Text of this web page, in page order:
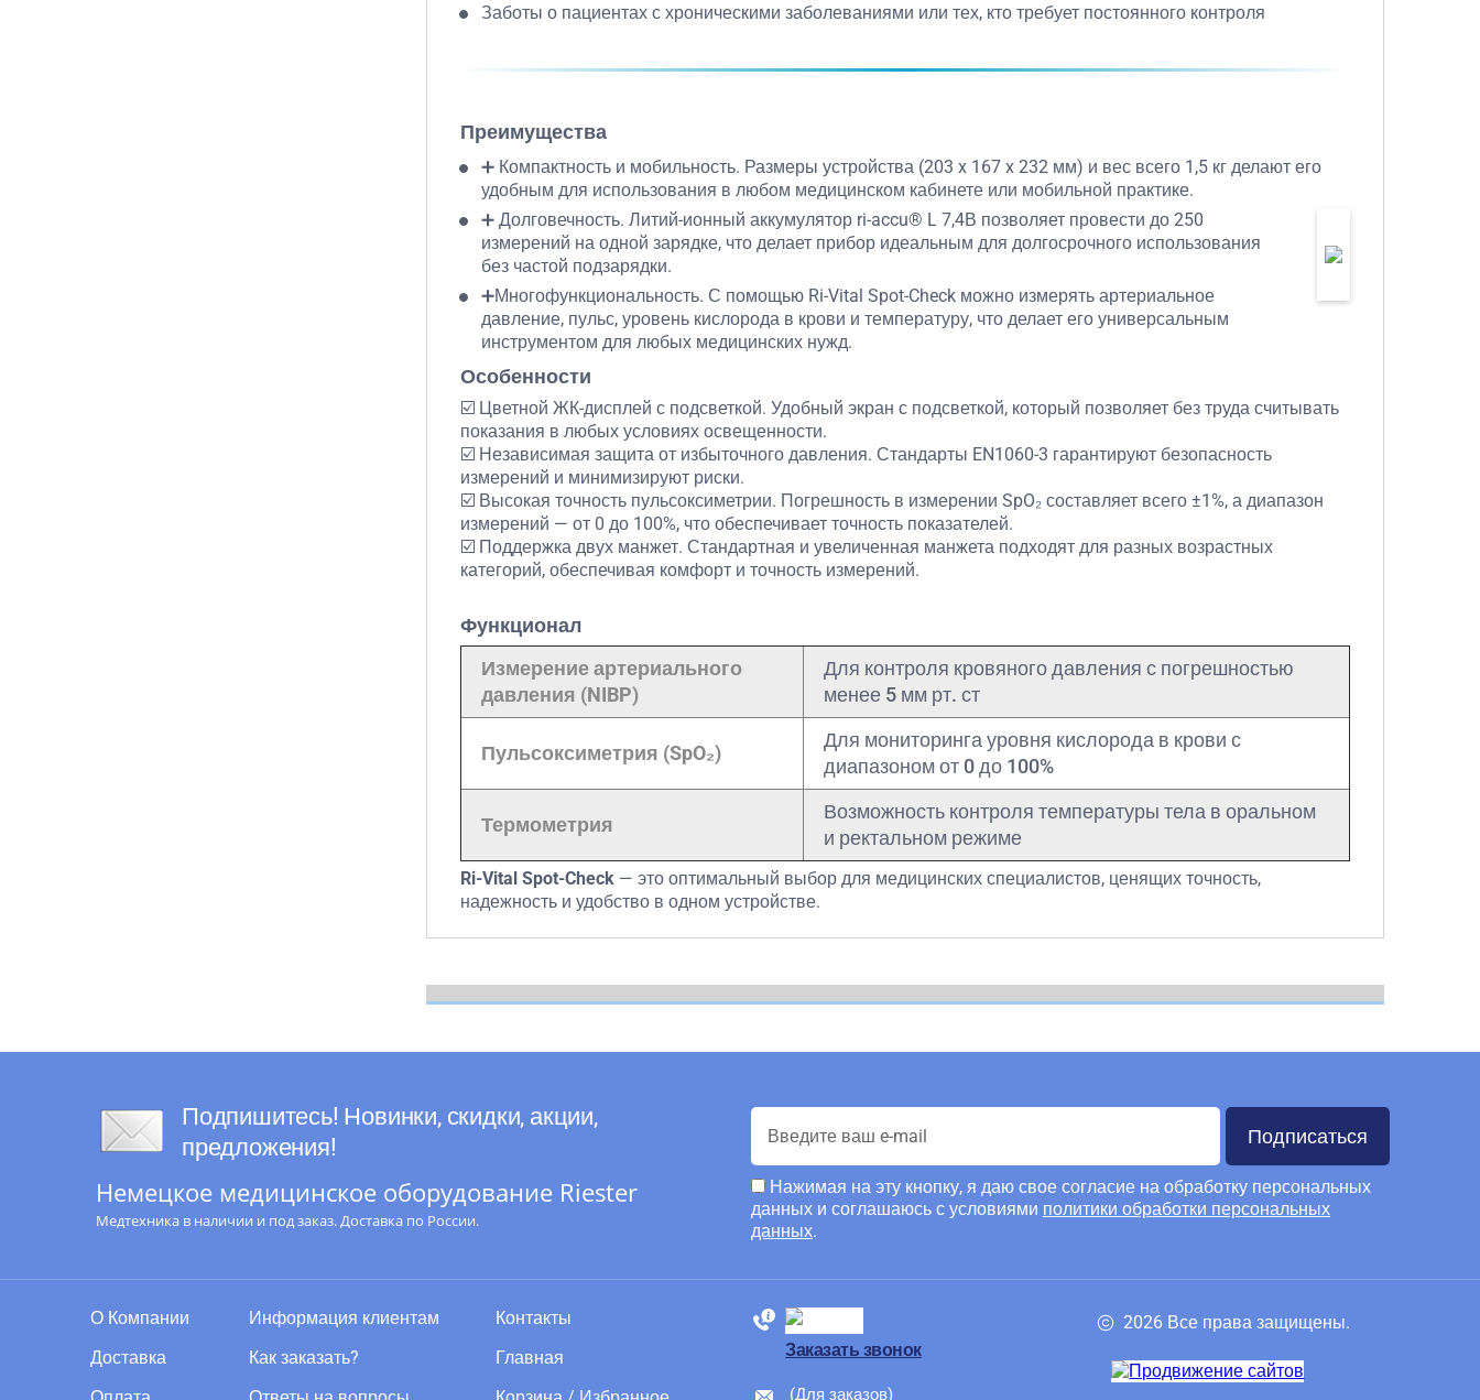
Заботы о пациентах с хроническими заболеваниями или тех, кто требует постоянного контроля
Преимущества
➕ Компактность и мобильность. Размеры устройства (203 x 167 x 232 мм) и вес всего 1,5 кг делают его
удобным для использования в любом медицинском кабинете или мобильной практике.
➕ Долговечность. Литий-ионный аккумулятор ri-accu® L 7,4В позволяет провести до 250
измерений на одной зарядке, что делает прибор идеальным для долгосрочного использования
без частой подзарядки.
➕Многофункциональность. С помощью Ri-Vital Spot-Check можно измерять артериальное
давление, пульс, уровень кислорода в крови и температуру, что делает его универсальным
инструментом для любых медицинских нужд.
Особенности
☑️ Цветной ЖК-дисплей с подсветкой. Удобный экран с подсветкой, который позволяет без труда считывать
показания в любых условиях освещенности.
☑️ Независимая защита от избыточного давления. Стандарты EN1060-3 гарантируют безопасность
измерений и минимизируют риски.
☑️ Высокая точность пульсоксиметрии. Погрешность в измерении SpO₂ составляет всего ±1%, а диапазон
измерений — от 0 до 100%, что обеспечивает точность показателей.
☑️ Поддержка двух манжет. Стандартная и увеличенная манжета подходят для разных возрастных
категорий, обеспечивая комфорт и точность измерений.
Функционал
Измерение артериального
давления (NIBP)
Для контроля кровяного давления с погрешностью
менее 5 мм рт. ст
Пульсоксиметрия (SpO₂)
Для мониторинга уровня кислорода в крови с
диапазоном от 0 до 100%
Термометрия
Возможность контроля температуры тела в оральном
и ректальном режиме
Ri-Vital Spot-Check — это оптимальный выбор для медицинских специалистов, ценящих точность,
надежность и удобство в одном устройстве.
Подпишитесь! Новинки, скидки, акции,
предложения!
Немецкое медицинское оборудование Riester
Медтехника в наличии и под заказ. Доставка по России.
Подписаться
Нажимая на эту кнопку, я даю свое согласие на обработку персональных
данных и соглашаюсь с условиями политики обработки персональных
данных.
О Компании
Доставка
Информация клиентам
Как заказать?
Контакты
Главная
88005555550
Заказать звонок
(Для заказов)
2026 Все права защищены.